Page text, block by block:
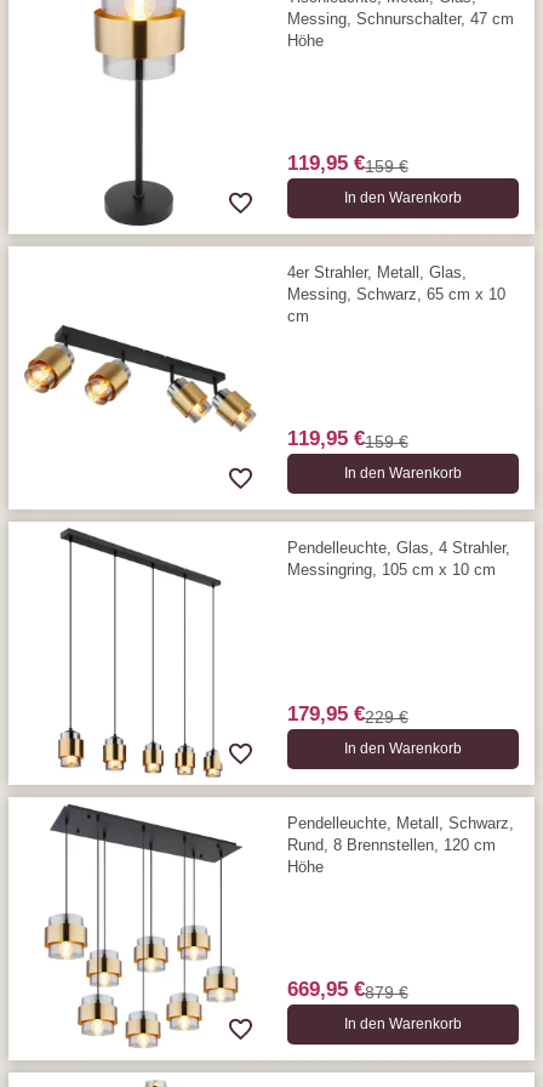
Messing, Schnurschalter, 47 cm
Höhe
119,95 €159 €
In den Warenkorb
4er Strahler, Metall, Glas,
Messing, Schwarz, 65 cm x 10
cm
119,95 €159 €
In den Warenkorb
Pendelleuchte, Glas, 4 Strahler,
Messingring, 105 cm x 10 cm
179,95 €229 €
In den Warenkorb
Pendelleuchte, Metall, Schwarz,
Rund, 8 Brennstellen, 120 cm
Höhe
669,95 €879 €
In den Warenkorb